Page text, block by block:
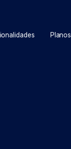
Planos